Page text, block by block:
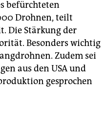
befürchteten
Drohnen, teilt
Die Stärkung der
Besonders wichtig
Zudem sei
aus den USA und
gesprochen